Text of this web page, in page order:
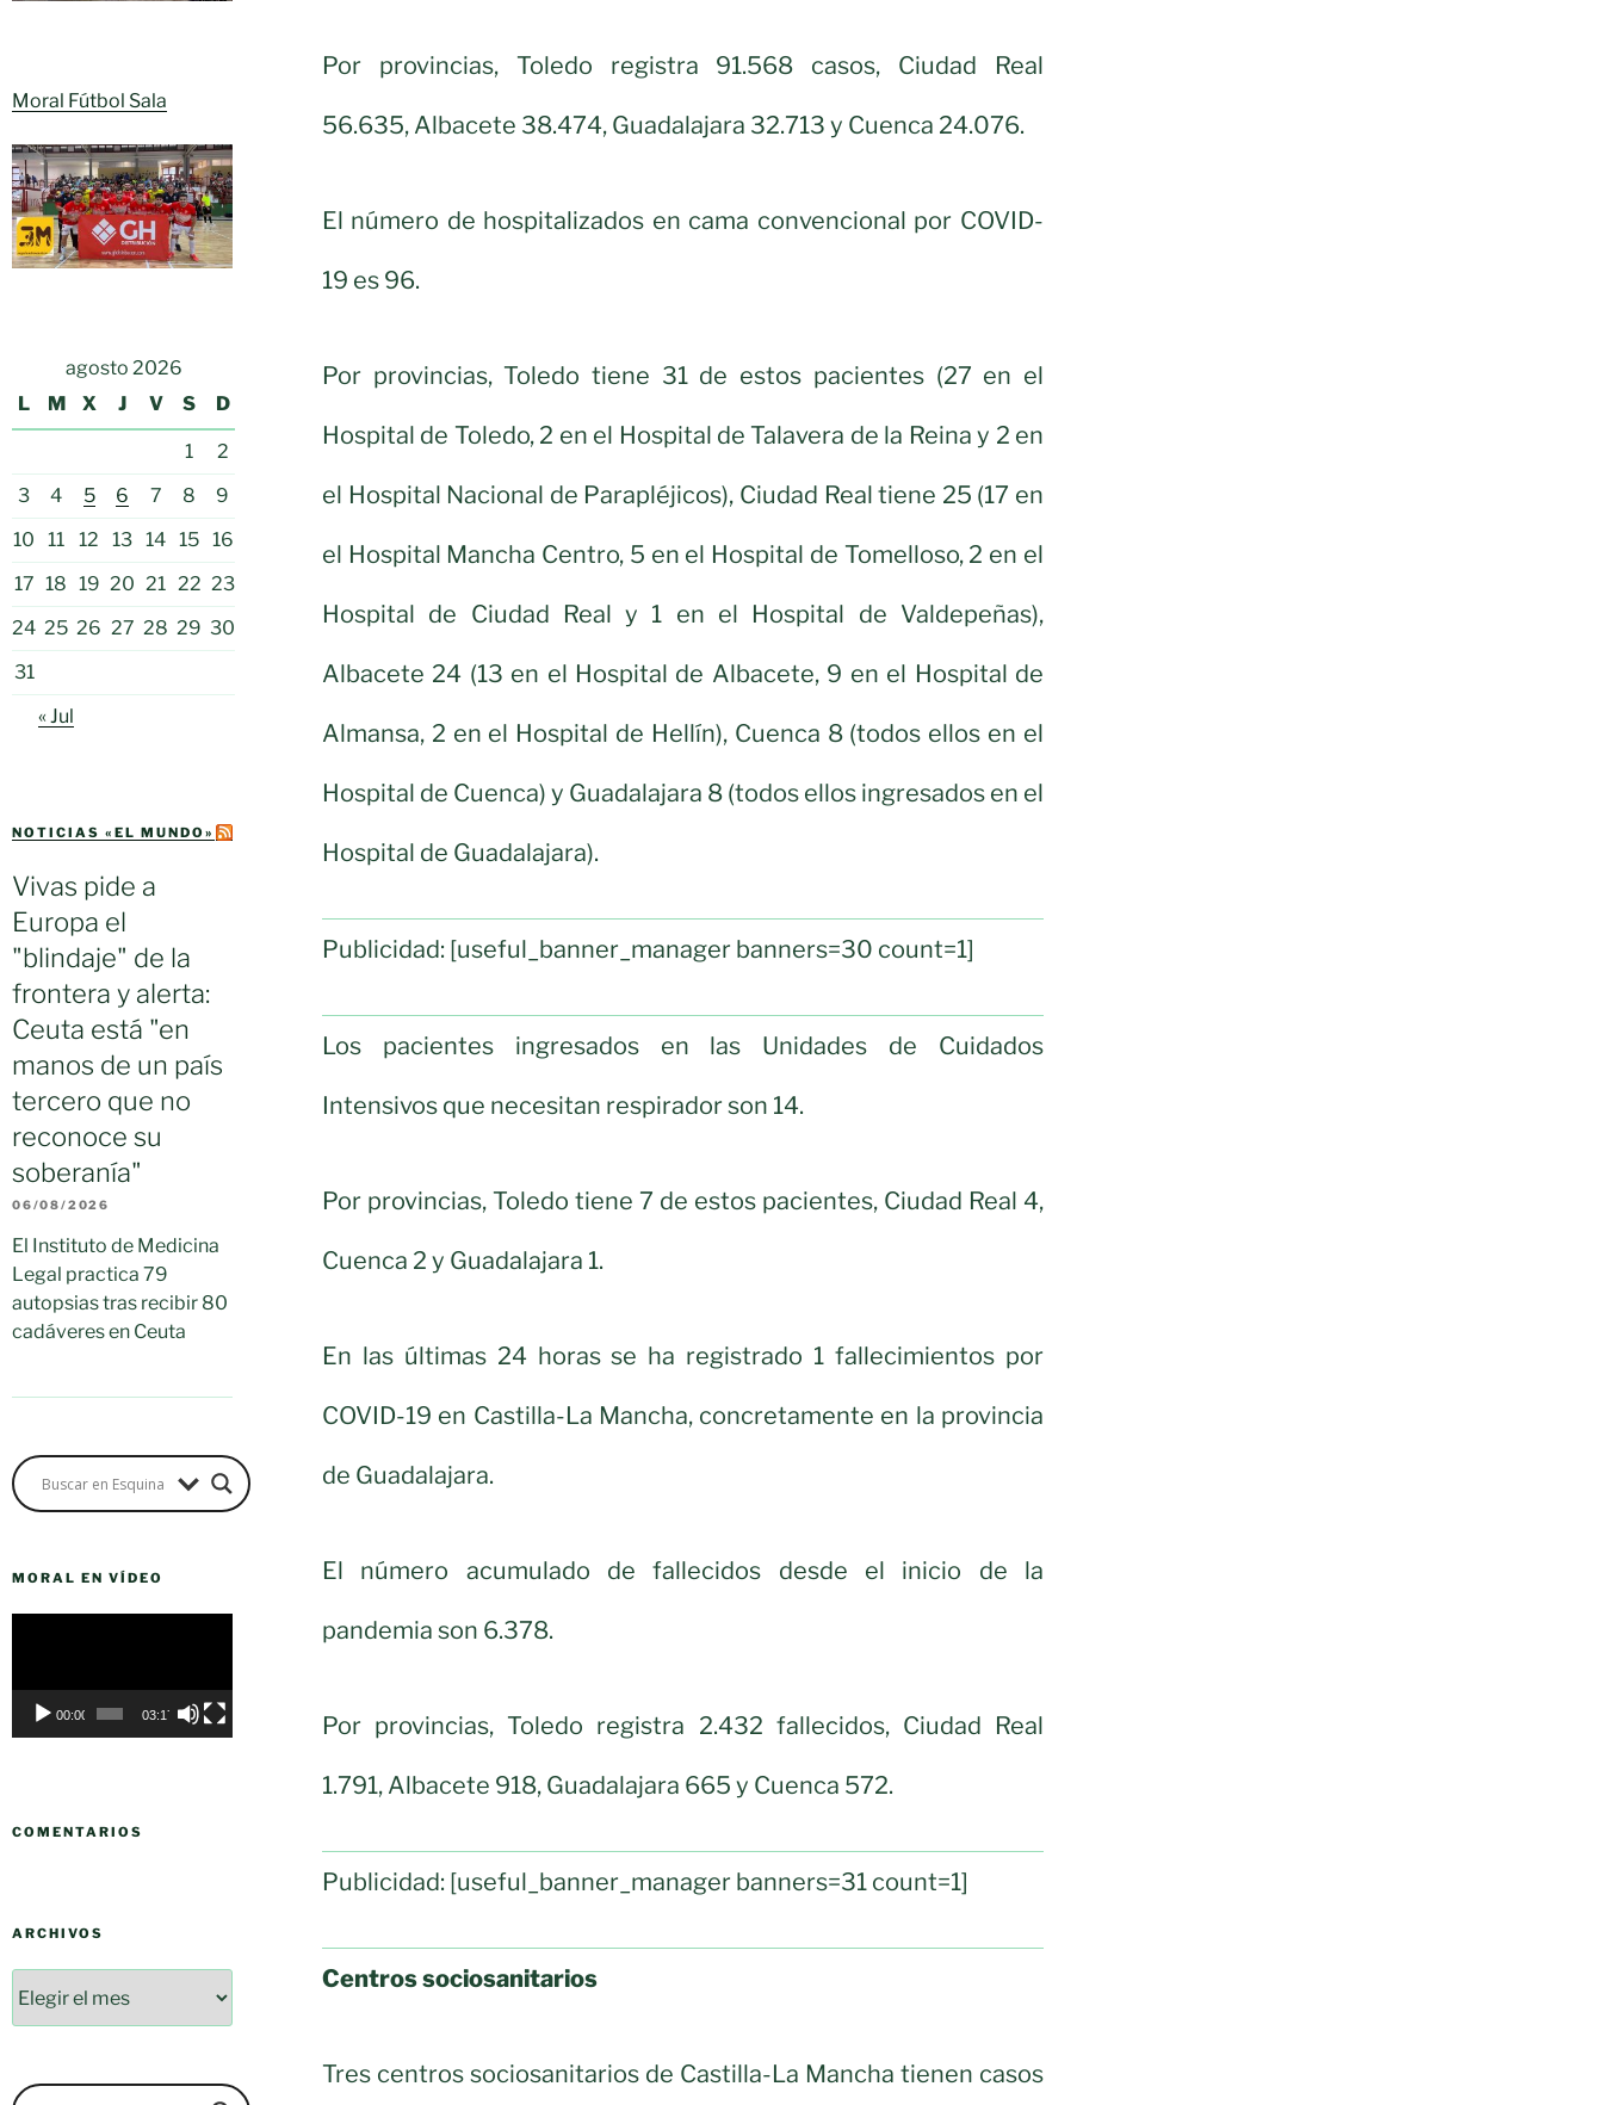
Moral Fútbol Sala
agosto 2026
L
M X J V S D
1
2
3
4 5 6 7 8
9
10
11 12 13 14 15 16
17 18 19 20 21 22 23
24 25 26 27 28 29 30
31
« Jul
NOTICIAS «EL MUNDO»
Vivas pide a
Europa el
"blindaje" de la
frontera y alerta:
Ceuta está "en
manos de un país
tercero que no
reconoce su
soberanía"
06/08/2026
El Instituto de Medicina
Legal practica 79
autopsias tras recibir 80
cadáveres en Ceuta
MORAL EN VÍDEO
00:00 03:17
COMENTARIOS
ARCHIVOS
Por provincias, Toledo registra 91.568 casos, Ciudad Real
56.635, Albacete 38.474, Guadalajara 32.713 y Cuenca 24.076.
El número de hospitalizados en cama convencional por COVID-
19 es 96.
Por provincias, Toledo tiene 31 de estos pacientes (27 en el
Hospital de Toledo, 2 en el Hospital de Talavera de la Reina y 2 en
el Hospital Nacional de Parapléjicos), Ciudad Real tiene 25 (17 en
el Hospital Mancha Centro, 5 en el Hospital de Tomelloso, 2 en el
Hospital de Ciudad Real y 1 en el Hospital de Valdepeñas),
Albacete 24 (13 en el Hospital de Albacete, 9 en el Hospital de
Almansa, 2 en el Hospital de Hellín), Cuenca 8 (todos ellos en el
Hospital de Cuenca) y Guadalajara 8 (todos ellos ingresados en el
Hospital de Guadalajara).
Publicidad: [useful_banner_manager banners=30 count=1]
Los pacientes ingresados en las Unidades de Cuidados
Intensivos que necesitan respirador son 14.
Por provincias, Toledo tiene 7 de estos pacientes, Ciudad Real 4,
Cuenca 2 y Guadalajara 1.
En las últimas 24 horas se ha registrado 1 fallecimientos por
COVID-19 en Castilla-La Mancha, concretamente en la provincia
de Guadalajara.
El número acumulado de fallecidos desde el inicio de la
pandemia son 6.378.
Por provincias, Toledo registra 2.432 fallecidos, Ciudad Real
1.791, Albacete 918, Guadalajara 665 y Cuenca 572.
Publicidad: [useful_banner_manager banners=31 count=1]
Centros sociosanitarios
Tres centros sociosanitarios de Castilla-La Mancha tienen casos